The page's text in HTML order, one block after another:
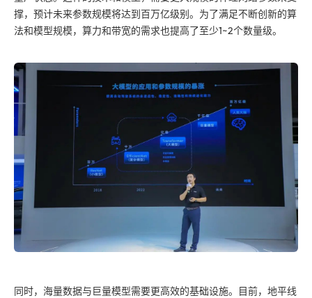
撑，预计未来参数规模将达到百万亿级别。为了满足不断创新的算
法和模型规模，算力和带宽的需求也提高了至少1~2个数量级。
同时，海量数据与巨量模型需要更高效的基础设施。目前，地平线